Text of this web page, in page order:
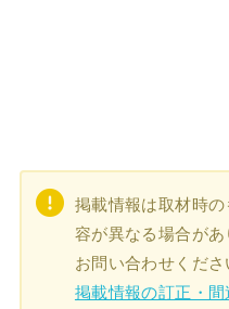
掲載情報は取材時
容が異なる場合が
お問い合わせくださ
掲載情報の訂正・